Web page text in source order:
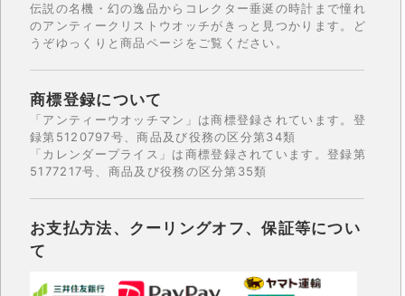
伝説の名機・幻の逸品からコレクター垂涎の時計まで憧れ
のアンティークリストウオッチがきっと見つかります。ど
うぞゆっくりと商品ページをご覧ください。
商標登録について
「アンティーウオッチマン」は商標登録されています。登
録第5120797号、商品及び役務の区分第34類
「カレンダープライス」は商標登録されています。登録第
5177217号、商品及び役務の区分第35類
お支払方法、クーリングオフ、保証等につい
て